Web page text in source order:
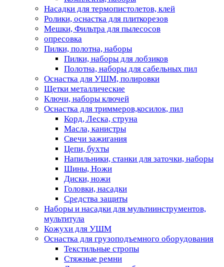
Насадки для термопистолетов, клей
Ролики, оснастка для плиткорезов
Мешки, Фильтра для пылесосов
опресовка
Пилки, полотна, наборы
Пилки, наборы для лобзиков
Полотна, наборы для сабельных пил
Оснастка для УШМ, полировки
Щетки металлические
Ключи, наборы ключей
Оснастка для триммеров,косилок, пил
Корд, Леска, струна
Масла, канистры
Свечи зажигания
Цепи, бухты
Напильники, станки для заточки, наборы
Шины, Ножи
Диски, ножи
Головки, насадки
Средства защиты
Наборы и насадки для мультиинструментов,
мультитула
Кожухи для УШМ
Оснастка для грузоподъемного оборудования
Текстильные стропы
Стяжные ремни